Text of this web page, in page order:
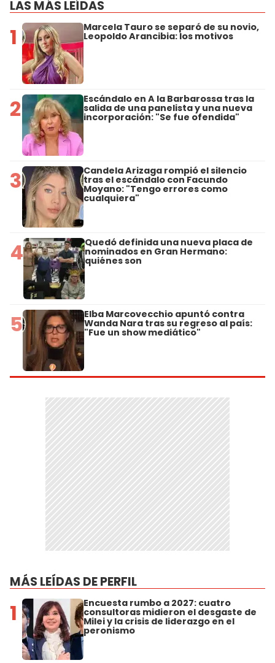
LAS MÁS LEÍDAS
1 Marcela Tauro se separó de su novio,
Leopoldo Arancibia: los motivos
2 Escándalo en A la Barbarossa tras la
salida de una panelista y una nueva
incorporación: "Se fue ofendida"
3 Candela Arizaga rompió el silencio
tras el escándalo con Facundo
Moyano: "Tengo errores como
cualquiera"
4 Quedó definida una nueva placa de
nominados en Gran Hermano:
quiénes son
5 Elba Marcovecchio apuntó contra
Wanda Nara tras su regreso al país:
"Fue un show mediático"
MÁS LEÍDAS DE PERFIL
1 Encuesta rumbo a 2027: cuatro
consultoras midieron el desgaste de
Milei y la crisis de liderazgo en el
peronismo